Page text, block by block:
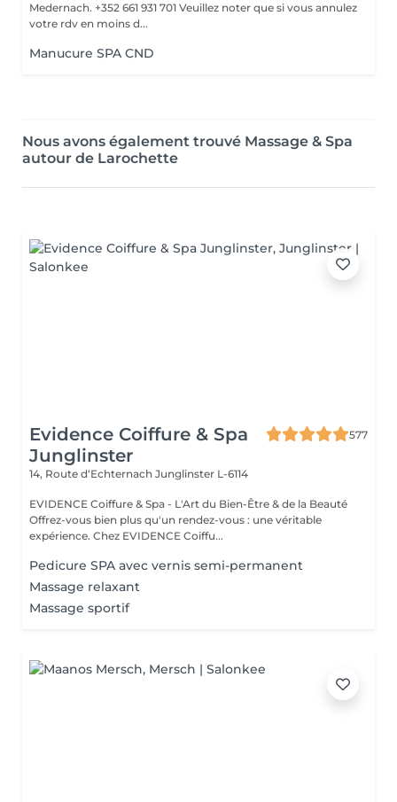
Medernach. +352 661 931 701 Veuillez noter que si vous annulez
votre rdv en moins d...
Manucure SPA CND
Nous avons également trouvé Massage & Spa
autour de Larochette
Evidence Coiffure & Spa
Junglinster
577
14, Route d‘Echternach Junglinster L-6114
EVIDENCE Coiffure & Spa - L'Art du Bien-Être & de la Beauté
Offrez-vous bien plus qu'un rendez-vous : une véritable
expérience. Chez EVIDENCE Coiffu...
Pedicure SPA avec vernis semi-permanent
Massage relaxant
Massage sportif